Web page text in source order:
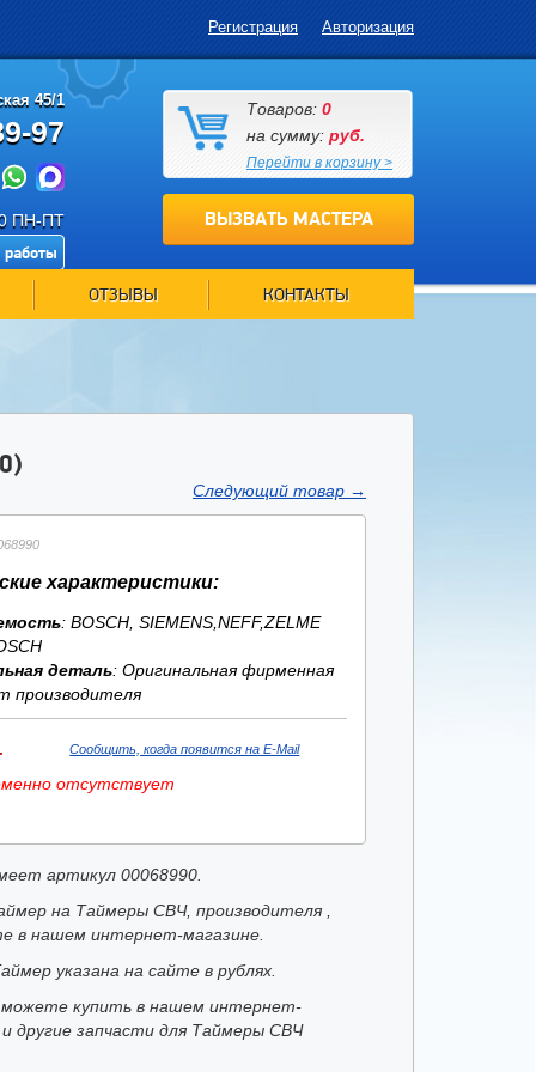
Регистрация Авторизация
45/1
97
ПН-ПТ
Товаров: 0
на сумму: руб.
Перейти в корзину >
ВЫЗВАТЬ МАСТЕРА
ОТЗЫВЫ КОНТАКТЫ
Следующий товар →
характеристики:
: BOSCH, SIEMENS,NEFF,ZELME
деталь: Оригинальная фирменная
производителя
Сообщить, когда появится на E-Mail
отсутствует
артикул 00068990.
на Таймеры СВЧ, производителя ,
в нашем интернет-магазине.
указана на сайте в рублях.
купить в нашем интернет-
другие запчасти для Таймеры СВЧ